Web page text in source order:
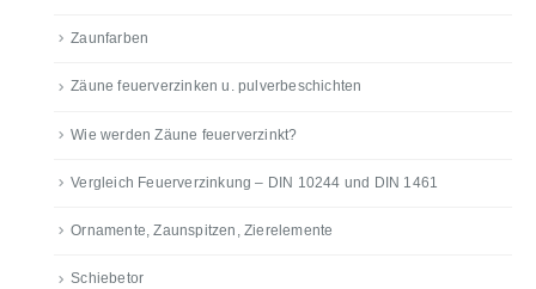
Zaunfarben
Zäune feuerverzinken u. pulverbeschichten
Wie werden Zäune feuerverzinkt?
Vergleich Feuerverzinkung – DIN 10244 und DIN 1461
Ornamente, Zaunspitzen, Zierelemente
Schiebetor